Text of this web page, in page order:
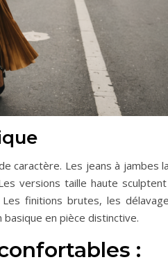
caractère. Les jeans à jambes
versions taille haute
finitions brutes, les
en pièce distinctive.
: